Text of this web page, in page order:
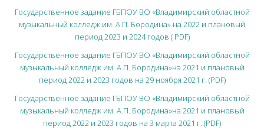
Государственное задание ГБПОУ ВО «Владимирский областной
музыкальный колледж им. А.П. Бородина» на 2022 и плановый
период 2023 и 2024 годов ( PDF)
Государственное задание ГБПОУ ВО «Владимирский областной
музыкальный колледж им. А.П. Бородина»на 2021 и плановый
период 2022 и 2023 годов на 29 ноября 2021 г. (PDF)
Государственное задание ГБПОУ ВО «Владимирский областной
музыкальный колледж им. А.П. Бородина»на 2021 и плановый
период 2022 и 2023 годов на 3 марта 2021 г. (PDF)